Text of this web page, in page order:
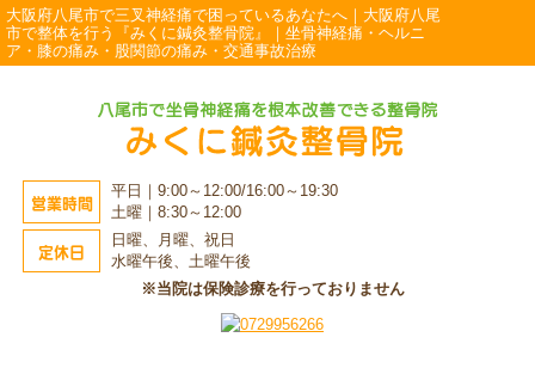
大阪府八尾市で三叉神経痛で困っているあなたへ｜大阪府八尾
市で整体を行う『みくに鍼灸整骨院』｜坐骨神経痛・ヘルニ
ア・膝の痛み・股関節の痛み・交通事故治療
営業時間
平日｜9:00～12:00/16:00～19:30
土曜｜8:30～12:00
定休日
日曜、月曜、祝日
水曜午後、土曜午後
※当院は保険診療を行っておりません